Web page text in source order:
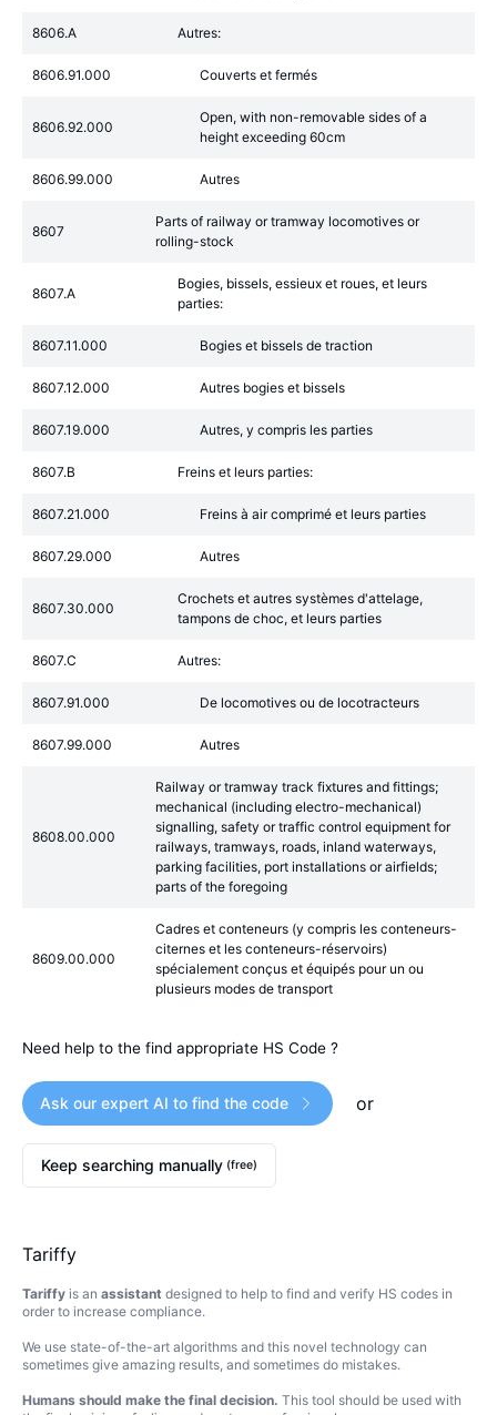
8606.A Autres:
8606.91.000 Couverts et fermés
8606.92.000
Open, with non-removable sides of a
height exceeding 60cm
8606.99.000 Autres
8607
Parts of railway or tramway locomotives or
rolling-stock
8607.A
Bogies, bissels, essieux et roues, et leurs
parties:
8607.11.000 Bogies et bissels de traction
8607.12.000 Autres bogies et bissels
8607.19.000 Autres, y compris les parties
8607.B Freins et leurs parties:
8607.21.000 Freins à air comprimé et leurs parties
8607.29.000 Autres
8607.30.000
Crochets et autres systèmes d'attelage,
tampons de choc, et leurs parties
8607.C Autres:
8607.91.000 De locomotives ou de locotracteurs
8607.99.000 Autres
8608.00.000
Railway or tramway track fixtures and fittings;
mechanical (including electro-mechanical)
signalling, safety or traffic control equipment for
railways, tramways, roads, inland waterways,
parking facilities, port installations or airfields;
parts of the foregoing
8609.00.000
Cadres et conteneurs (y compris les conteneurs-
citernes et les conteneurs-réservoirs)
spécialement conçus et équipés pour un ou
plusieurs modes de transport
Need help to the find appropriate HS Code ?
Ask our expert AI to find the code or
Keep searching manually (free)
Tariffy
Tariffy is an assistant designed to help to find and verify HS codes in
order to increase compliance.
We use state-of-the-art algorithms and this novel technology can
sometimes give amazing results, and sometimes do mistakes.
Humans should make the final decision. This tool should be used with